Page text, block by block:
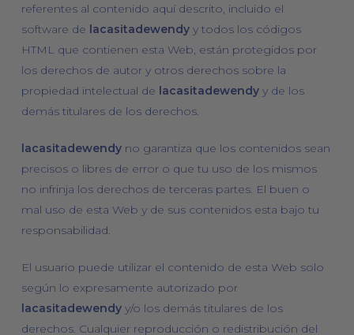
referentes al contenido aquí descrito, incluido el
software de lacasitadewendyy todos los códigos
HTML que contienen esta Web, están protegidos por
los derechos de autor y otros derechos sobre la
propiedad intelectual de lacasitadewendyy de los
demás titulares de los derechos.
lacasitadewendyno garantiza que los contenidos sean
precisos o libres de error o que tu uso de los mismos
no infrinja los derechos de terceras partes. El buen o
mal uso de esta Web y de sus contenidos esta bajo tu
responsabilidad.
El usuario puede utilizar el contenido de esta Web solo
según lo expresamente autorizado por
lacasitadewendyy/o los demás titulares de los
derechos. Cualquier reproducción o redistribución del